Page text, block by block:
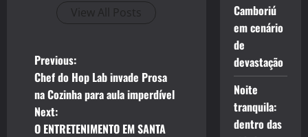
View All Posts
P
o
s
Previous:
Chef do Hop Lab invade Prosa
na Cozinha para aula imperdível
Next:
O ENTRETENIMENTO EM SANTA
Camboriú
em cenário
de
devastação
Noite
tranquila:
dentro das